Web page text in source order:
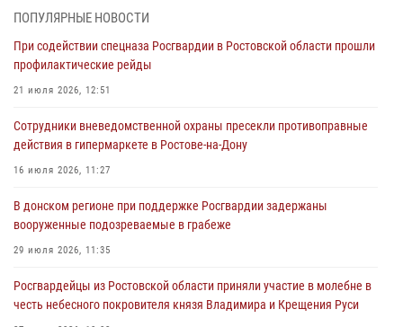
При содействии спецназа Росгвардии в Ростовской области прошли
21 июля 2026, 12:51
В Ростовской области экипаж вневедомственной охраны задержал
17 июля 2026, 07:24
Сотрудники вневедомственной охраны пресекли противоправные
16 июля 2026, 11:27
Конкурс профессионального мастерства взрывотехников прошел в
15 июля 2026, 06:39
ПОПУЛЯРНЫЕ НОВОСТИ
При содействии спецназа Росгвардии в Ростовской области прошли
профилактические рейды
21 июля 2026, 12:51
Сотрудники вневедомственной охраны пресекли противоправные
действия в гипермаркете в Ростове-на-Дону
16 июля 2026, 11:27
В донском регионе при поддержке Росгвардии задержаны
вооруженные подозреваемые в грабеже
29 июля 2026, 11:35
Росгвардейцы из Ростовской области приняли участие в молебне в
честь небесного покровителя князя Владимира и Крещения Руси